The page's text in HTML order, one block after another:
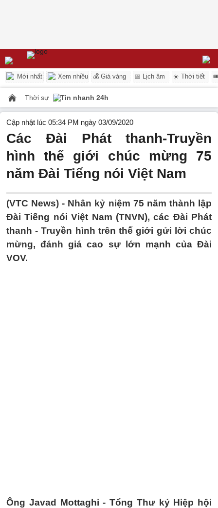
Mới nhất Xem nhiều 💰 Giá vàng 📅 Lịch âm ☀️ Thời tiết
Thời sự Tin nhanh 24h
Cập nhật lúc 05:34 PM ngày 03/09/2020
Các Đài Phát thanh-Truyền
hình thế giới chúc mừng 75
năm Đài Tiếng nói Việt Nam
(VTC News) - Nhân kỷ niệm 75 năm thành lập
Đài Tiếng nói Việt Nam (TNVN), các Đài Phát
thanh - Truyền hình trên thế giới gửi lời chúc
mừng, đánh giá cao sự lớn mạnh của Đài
VOV.
Ông Javad Mottaghi - Tổng Thư ký Hiệp hội